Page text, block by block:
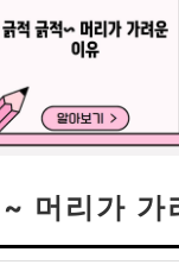
머리가 가